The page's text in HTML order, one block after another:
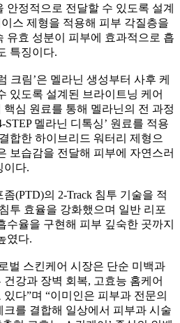
안정적으로 전달할 수 있도록 설계
스 제형을 적용해 피부 각질층을
유효 성분이 피부에 효과적으로 흡
특징이다.
크림’은 멜라닌 생성부터 사후 케
있도록 설계된 브라이트닝 케어
심 원료를 통해 멜라닌의 전 과정
멜라닌 디톡싱’ 원료를 적용
합한 하이브리드 워터리 제형으
보습감을 전달해 피부에 자연스러
이다.
(PTD)의 2-Track 침투 기술을 적
투 효율을 강화했으며 일반 리포
수율을 구현해 피부 깊숙한 곳까지
였다.
벌 스킨케어 시장은 단순 미백과
강과 장벽 회복, 고효능 홈케어
다”며 “이미인은 피부과 전문의
를 결합해 일상에서 피부과 시술